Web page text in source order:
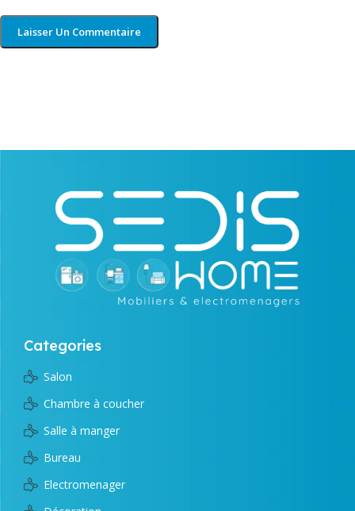
Categories
Salon
Chambre à coucher
Salle à manger
Bureau
Electromenager